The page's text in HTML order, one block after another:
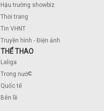
Hậu trường showbiz
Thời trang
Tin VHNT
Truyền hình - Điện ảnh
THỂ THAO
Laliga
Trong nước
Quốc tế
Bên lề